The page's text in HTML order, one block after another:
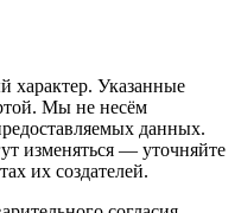
характер. Указанные
Мы не несём
данных.
изменяться — уточняйте
их создателей.